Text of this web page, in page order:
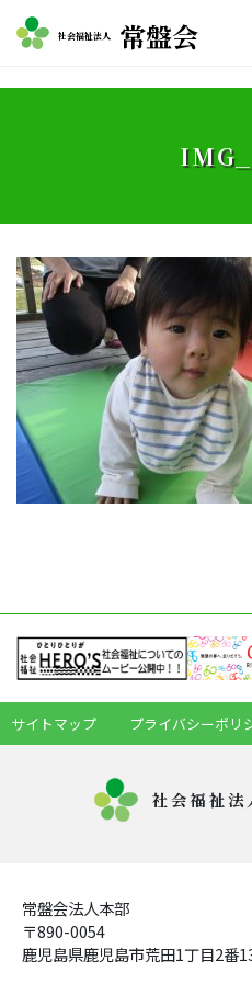
社会福祉法人 常盤会
サイトマップ プライバシーポリ
社会福祉法
常盤会法人本部
〒890-0054
鹿児島県鹿児島市荒田1丁目2番